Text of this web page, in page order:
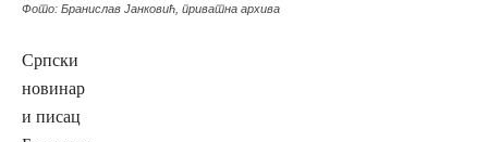
Фото: Бранислав Јанковић, приватна архива
Српски
новинар
и писац